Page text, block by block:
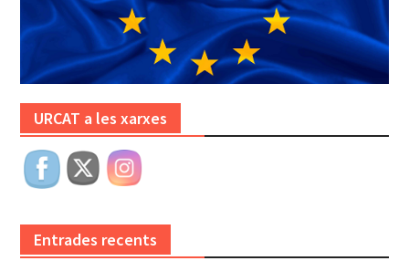
URCAT a les xarxes
Entrades recents